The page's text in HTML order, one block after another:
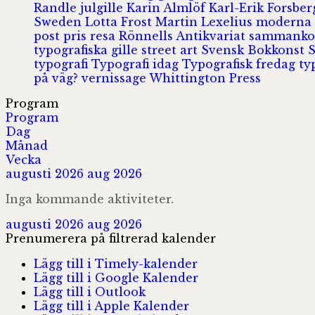
Randle julgille Karin Almlöf Karl-Erik
Sweden Lotta Frost Martin Lexelius moderna
post pris resa Rönnells Antikvariat
typografiska gille street art Svensk Bokkonst
typografi Typografi idag Typografisk fredag
på väg?vernissage Whittington Press
Program
Program
Dag
Månad
Vecka
augusti 2026 aug 2026
Inga kommande aktiviteter.
augusti 2026 aug 2026
Prenumerera på filtrerad kalender
Lägg till i Timely-kalender
Lägg till i Google Kalender
Lägg till i Outlook
Lägg till i Apple Kalender